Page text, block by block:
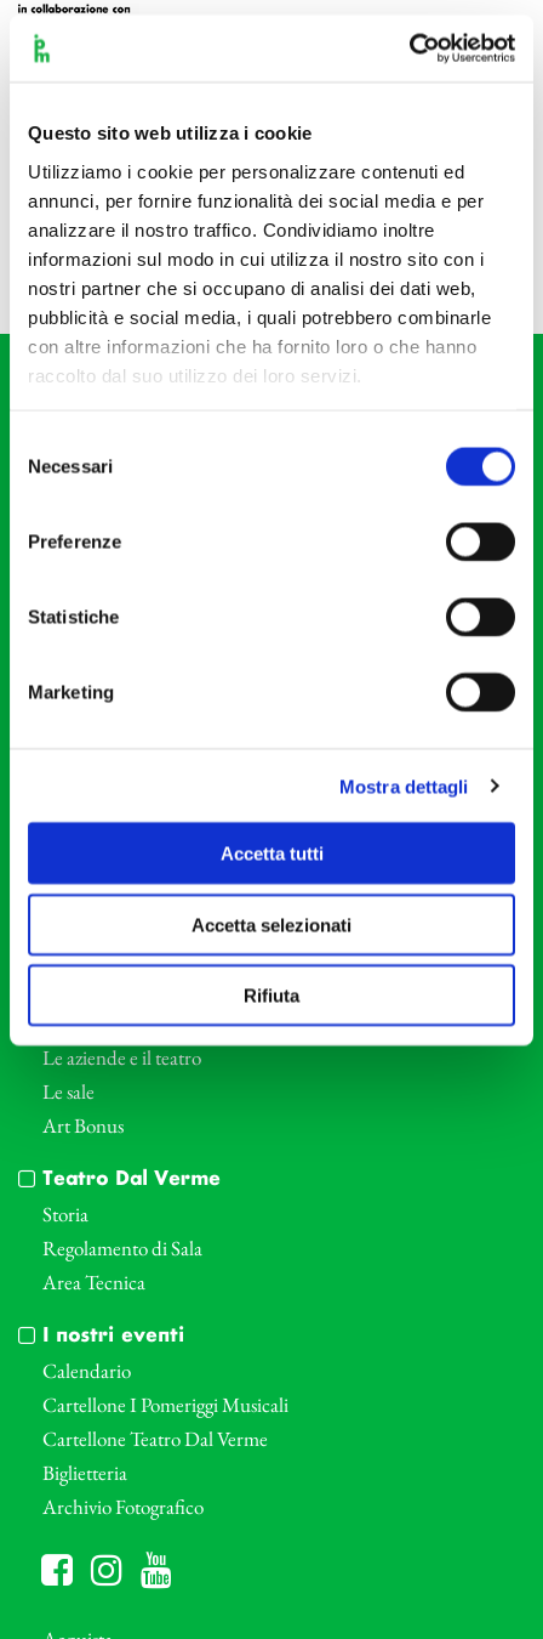
Questo sito web utilizza i cookie
Utilizziamo i cookie per personalizzare contenuti ed
annunci, per fornire funzionalità dei social media e per
analizzare il nostro traffico. Condividiamo inoltre
informazioni sul modo in cui utilizza il nostro sito con i
nostri partner che si occupano di analisi dei dati web,
pubblicità e social media, i quali potrebbero combinarle
con altre informazioni che ha fornito loro o che hanno
raccolto dal suo utilizzo dei loro servizi.
delNecessari
Preferenze
Statistiche
Marketing
Mostra dettagli
Accetta tutti
Accetta selezionati
Rifiuta
Via S. Giovanni sul Muro, 2
Cod. Fisc. 80078650159
Orchestra I Pomeriggi Musicali
Direttore Artistico
Professori d’Orchestra
Eventi Corporate
Le aziende e il teatro
Le sale
Art Bonus
Teatro Dal Verme
Storia
Regolamento di Sala
Area Tecnica
I nostri eventi
Calendario
Cartellone I Pomeriggi Musicali
Cartellone Teatro Dal Verme
Biglietteria
Archivio Fotografico